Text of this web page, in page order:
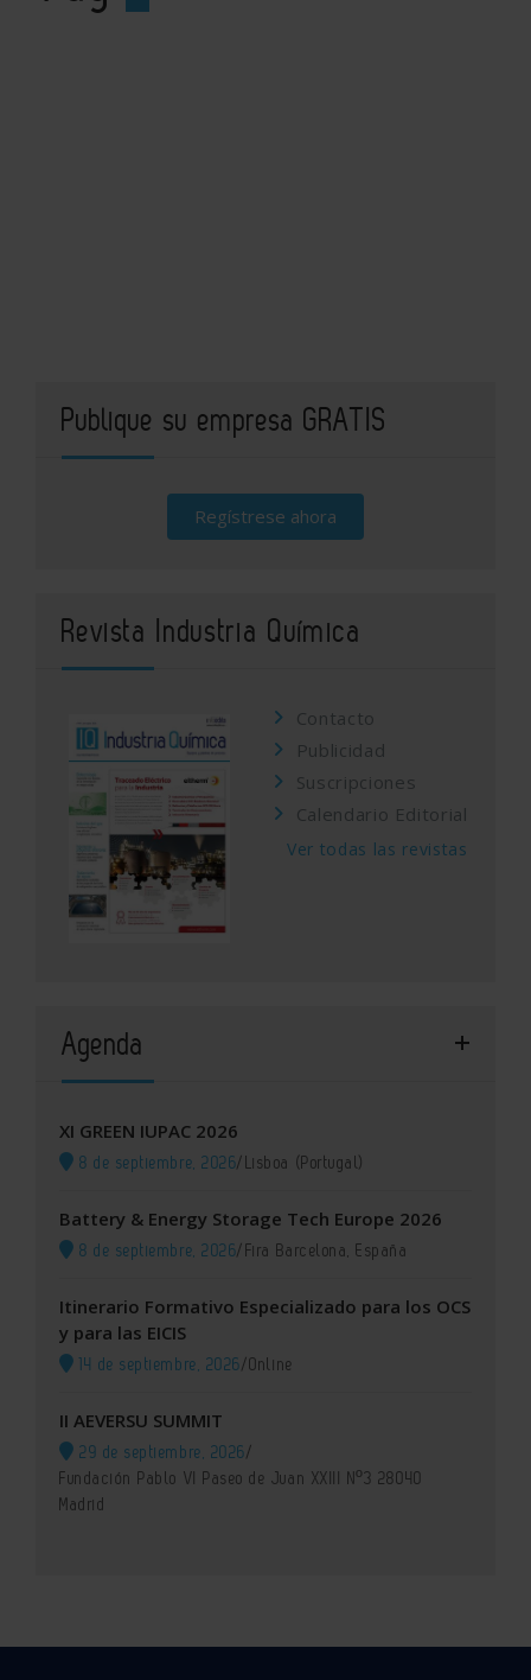
Publique su empresa GRATIS
Regístrese ahora
Revista Industria Química
Contacto
Publicidad
Suscripciones
Calendario Editorial
Ver todas las revistas
Agenda
XI GREEN IUPAC 2026
8 de septiembre, 2026/Lisboa (Portugal)
Battery & Energy Storage Tech Europe 2026
8 de septiembre, 2026/Fira Barcelona, España
Itinerario Formativo Especializado para los OCS
y para las EICIS
14 de septiembre, 2026/Online
II AEVERSU SUMMIT
29 de septiembre, 2026/
Fundación Pablo VI Paseo de Juan XXIII Nº3 28040
Madrid